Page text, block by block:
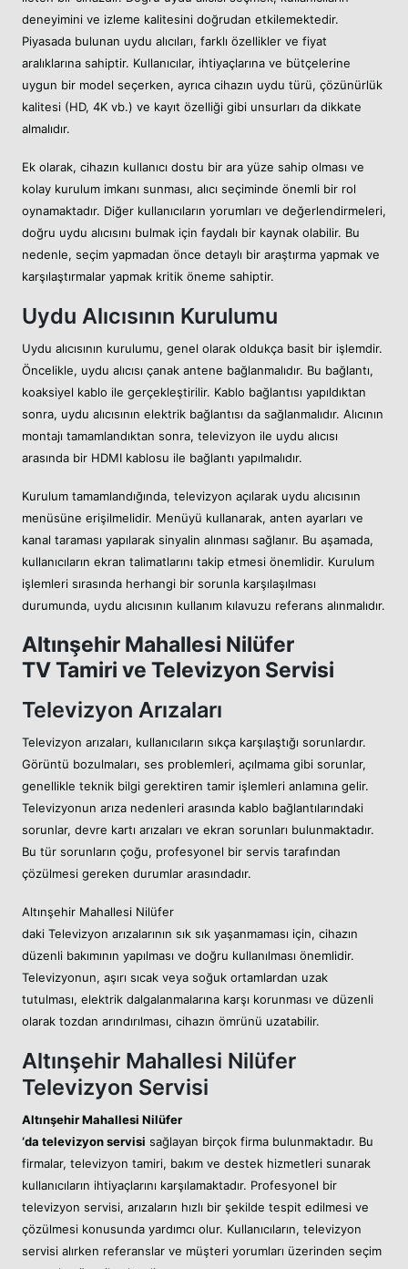
deneyimini ve izleme kalitesini doğrudan etkilemektedir.
Piyasada bulunan uydu alıcıları, farklı özellikler ve fiyat
aralıklarına sahiptir. Kullanıcılar, ihtiyaçlarına ve bütçelerine
uygun bir model seçerken, ayrıca cihazın uydu türü, çözünürlük
kalitesi (HD, 4K vb.) ve kayıt özelliği gibi unsurları da dikkate
almalıdır.
Ek olarak, cihazın kullanıcı dostu bir ara yüze sahip olması ve
kolay kurulum imkanı sunması, alıcı seçiminde önemli bir rol
oynamaktadır. Diğer kullanıcıların yorumları ve değerlendirmeleri,
doğru uydu alıcısını bulmak için faydalı bir kaynak olabilir. Bu
nedenle, seçim yapmadan önce detaylı bir araştırma yapmak ve
karşılaştırmalar yapmak kritik öneme sahiptir.
Uydu Alıcısının Kurulumu
Uydu alıcısının kurulumu, genel olarak oldukça basit bir işlemdir.
Öncelikle, uydu alıcısı çanak antene bağlanmalıdır. Bu bağlantı,
koaksiyel kablo ile gerçekleştirilir. Kablo bağlantısı yapıldıktan
sonra, uydu alıcısının elektrik bağlantısı da sağlanmalıdır. Alıcının
montajı tamamlandıktan sonra, televizyon ile uydu alıcısı
arasında bir HDMI kablosu ile bağlantı yapılmalıdır.
Kurulum tamamlandığında, televizyon açılarak uydu alıcısının
menüsüne erişilmelidir. Menüyü kullanarak, anten ayarları ve
kanal taraması yapılarak sinyalin alınması sağlanır. Bu aşamada,
kullanıcıların ekran talimatlarını takip etmesi önemlidir. Kurulum
işlemleri sırasında herhangi bir sorunla karşılaşılması
durumunda, uydu alıcısının kullanım kılavuzu referans alınmalıdır.
Altınşehir Mahallesi Nilüfer
TV Tamiri ve Televizyon Servisi
Televizyon Arızaları
Televizyon arızaları, kullanıcıların sıkça karşılaştığı sorunlardır.
Görüntü bozulmaları, ses problemleri, açılmama gibi sorunlar,
genellikle teknik bilgi gerektiren tamir işlemleri anlamına gelir.
Televizyonun arıza nedenleri arasında kablo bağlantılarındaki
sorunlar, devre kartı arızaları ve ekran sorunları bulunmaktadır.
Bu tür sorunların çoğu, profesyonel bir servis tarafından
çözülmesi gereken durumlar arasındadır.
Altınşehir Mahallesi Nilüfer
daki Televizyon arızalarının sık sık yaşanmaması için, cihazın
düzenli bakımının yapılması ve doğru kullanılması önemlidir.
Televizyonun, aşırı sıcak veya soğuk ortamlardan uzak
tutulması, elektrik dalgalanmalarına karşı korunması ve düzenli
olarak tozdan arındırılması, cihazın ömrünü uzatabilir.
Altınşehir Mahallesi Nilüfer
Televizyon Servisi
Altınşehir Mahallesi Nilüfer
‘da televizyon servisi sağlayan birçok firma bulunmaktadır. Bu
firmalar, televizyon tamiri, bakım ve destek hizmetleri sunarak
kullanıcıların ihtiyaçlarını karşılamaktadır. Profesyonel bir
televizyon servisi, arızaların hızlı bir şekilde tespit edilmesi ve
çözülmesi konusunda yardımcı olur. Kullanıcıların, televizyon
servisi alırken referanslar ve müşteri yorumları üzerinden seçim